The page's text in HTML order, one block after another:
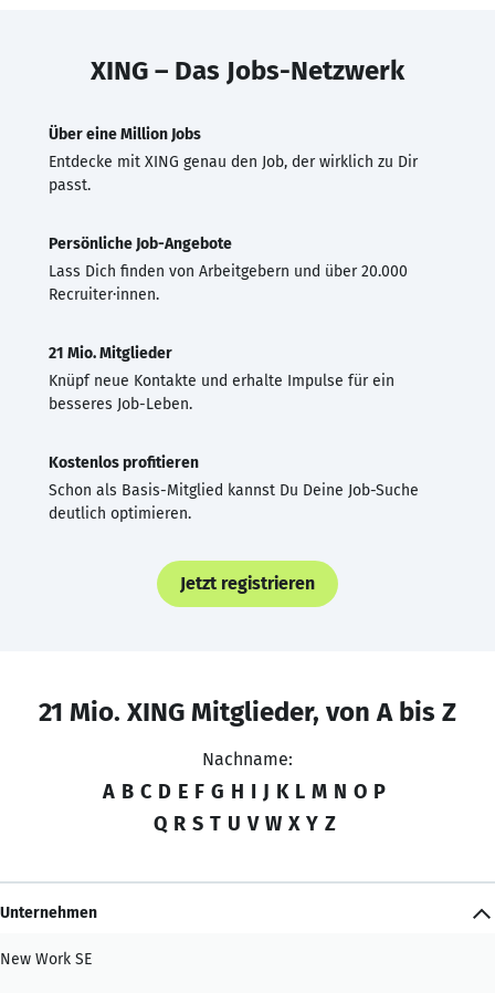
XING – Das Jobs-Netzwerk
Über eine Million Jobs
Entdecke mit XING genau den Job, der wirklich zu Dir
passt.
Persönliche Job-Angebote
Lass Dich finden von Arbeitgebern und über 20.000
Recruiter·innen.
21 Mio. Mitglieder
Knüpf neue Kontakte und erhalte Impulse für ein
besseres Job-Leben.
Kostenlos profitieren
Schon als Basis-Mitglied kannst Du Deine Job-Suche
deutlich optimieren.
Jetzt registrieren
21 Mio. XING Mitglieder, von A bis Z
Nachname:
A B C D E F G H I J K L M N O P
Q R S T U V W X Y Z
Unternehmen
New Work SE